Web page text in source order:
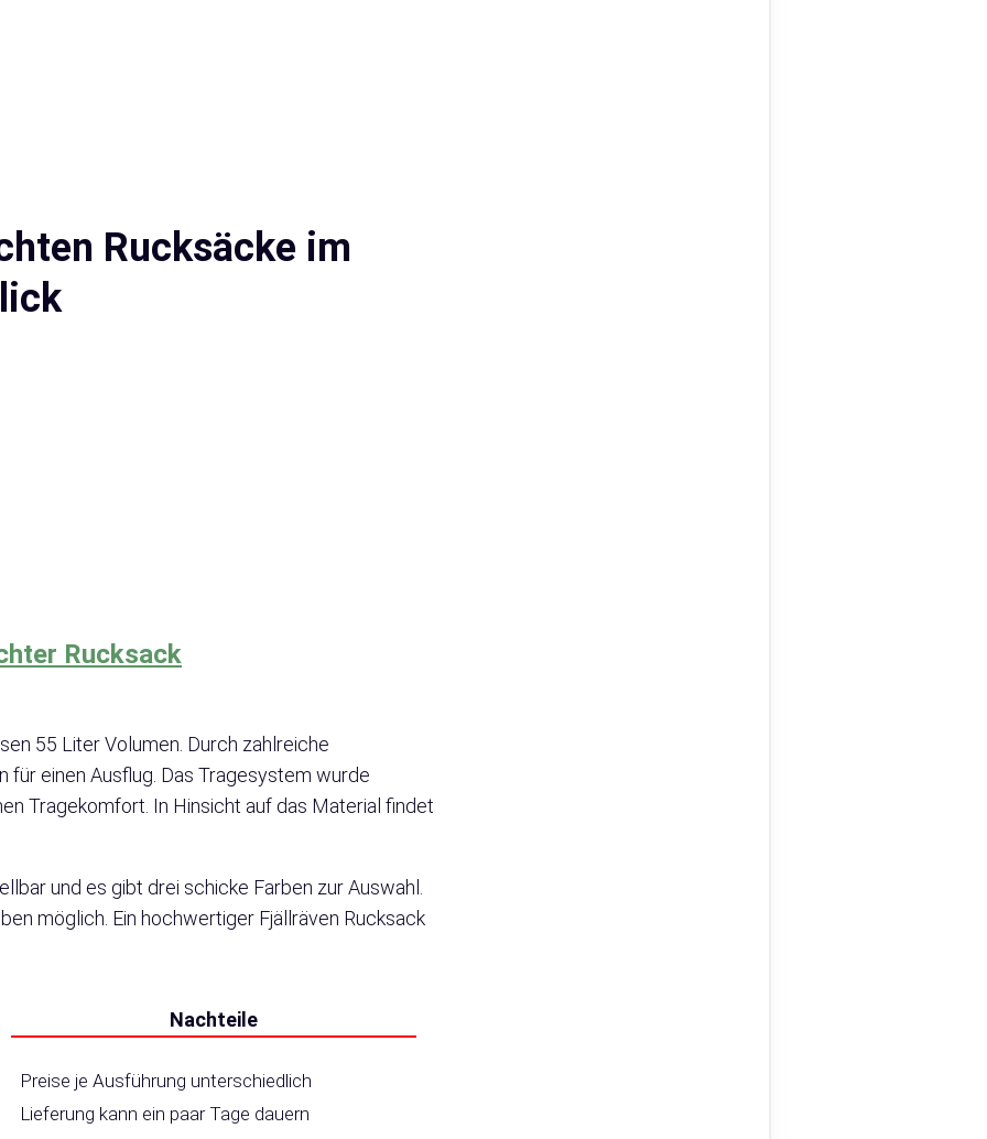
Rucksäcke im
Rucksack
55 Liter Volumen. Durch zahlreiche
einen Ausflug. Das Tragesystem wurde
Tragekomfort. In Hinsicht auf das Material findet
und es gibt drei schicke Farben zur Auswahl.
möglich. Ein hochwertiger Fjällräven Rucksack
Nachteile
Preise je Ausführung unterschiedlich
Lieferung kann ein paar Tage dauern